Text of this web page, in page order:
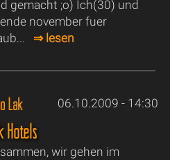
gemacht ;o) Ich(30) und
november fuer
⇒ lesen
Lak 06.10.2009 - 14:30
Hotels
wir gehen im